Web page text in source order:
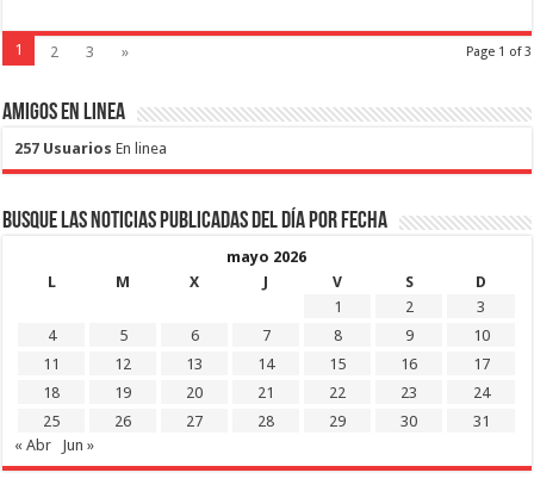
Page 1 of 3
1 2 3 »
Amigos en Linea
257 Usuarios En linea
Busque las noticias publicadas del día por fecha
mayo 2026
L
M X J V S
D
1
2
3
4
5 6 7 8 9
10
11
12 13 14 15 16
17
18
19 20 21 22 23
24
25
26 27 28 29 30
31
« Abr
Jun »